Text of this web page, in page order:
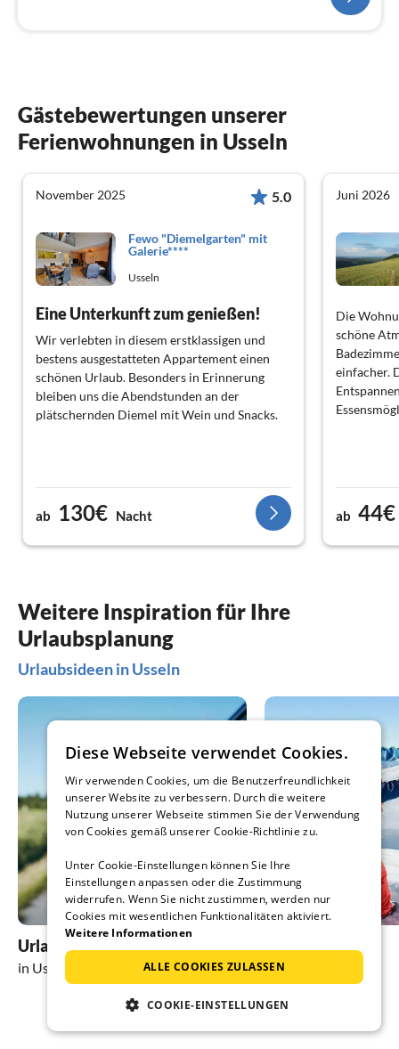
Gästebewertungen unserer
Ferienwohnungen in Usseln
November 2025 5.0
Fewo "Diemelgarten" mit
Galerie****
Usseln
Eine Unterkunft zum genießen!
Wir verlebten in diesem erstklassigen und
bestens ausgestatteten Appartement einen
schönen Urlaub. Besonders in Erinnerung
bleiben uns die Abendstunden an der
plätschernden Diemel mit Wein und Snacks.
ab 130€ Nacht
Juni 2026
Die
schöne
einfacher.
ab 44€
Weitere Inspiration für Ihre
Urlaubsplanung
Urlaubsideen in Usseln
Urlaub mit Hund
in Usseln
Skiurlaub
in Usseln
Diese Webseite verwendet Cookies.
Wir verwenden Cookies, um die Benutzerfreundlichkeit
unserer Website zu verbessern. Durch die weitere
Nutzung unserer Webseite stimmen Sie der Verwendung
von Cookies gemäß unserer Cookie-Richtlinie zu.
Unter Cookie-Einstellungen können Sie Ihre
Einstellungen anpassen oder die Zustimmung
widerrufen. Wenn Sie nicht zustimmen, werden nur
Cookies mit wesentlichen Funktionalitäten aktiviert.
Weitere Informationen
ALLE COOKIES ZULASSEN
COOKIE-EINSTELLUNGEN